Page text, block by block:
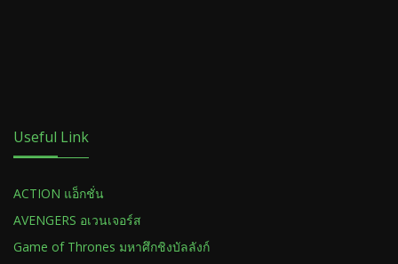
Useful Link
ACTION แอ็กชั่น
AVENGERS อเวนเจอร์ส
Game of Thrones มหาศึกชิงบัลลังก์